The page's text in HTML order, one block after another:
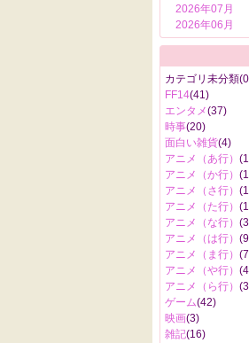
2026年07月
2026年06月
カテゴリ未分類
FF14(41)
エンタメ(37)
時事(20)
面白い雑貨(4)
アニメ（あ行）
アニメ（か行）
アニメ（さ行）
アニメ（た行）
アニメ（な行）
アニメ（は行）
アニメ（ま行）
アニメ（や行）
アニメ（ら行）
ゲーム(42)
映画(3)
雑記(16)